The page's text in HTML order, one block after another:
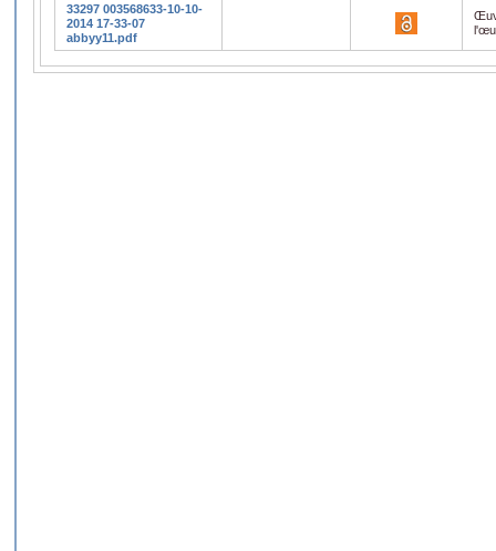
33297 003568633-10-10-
2014 17-33-07
abbyy11.pdf